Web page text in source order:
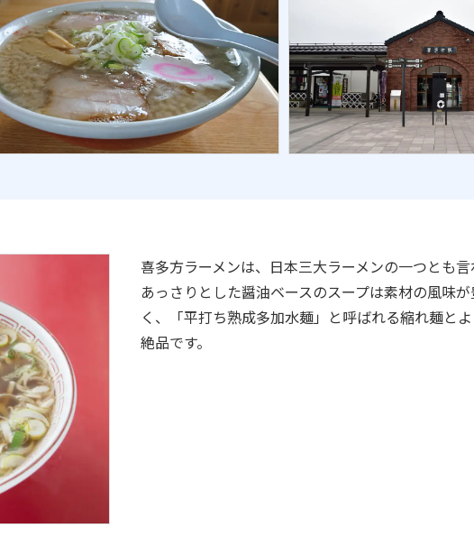
喜多方ラーメンは、日本三大ラーメンの一つとも言
あっさりとした醤油ベースのスープは素材の風味
く、「平打ち熟成多加水麺」と呼ばれる縮れ麺と
絶品です。